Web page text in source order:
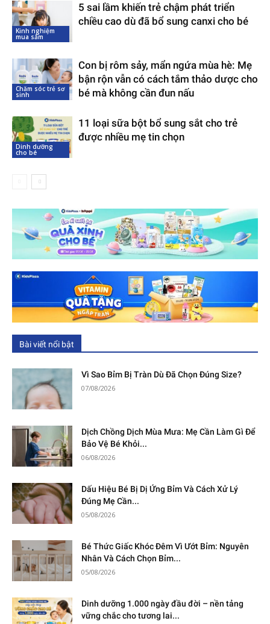
Kinh nghiệm
mua sắm
5 sai lầm khiến trẻ chậm phát triển
chiều cao dù đã bổ sung canxi cho bé
Chăm sóc trẻ sơ
sinh
Con bị rôm sảy, mẩn ngứa mùa hè: Mẹ
bận rộn vẫn có cách tắm thảo dược cho
bé mà không cần đun nấu
Dinh dưỡng
cho bé
11 loại sữa bột bổ sung sắt cho trẻ
được nhiều mẹ tin chọn
Bài viết nổi bật
Vì Sao Bỉm Bị Tràn Dù Đã Chọn Đúng Size?
07/08/2026
Dịch Chồng Dịch Mùa Mưa: Mẹ Cần Làm Gì Để
Bảo Vệ Bé Khỏi...
06/08/2026
Dấu Hiệu Bé Bị Dị Ứng Bỉm Và Cách Xử Lý
Đúng Mẹ Cần...
05/08/2026
Bé Thức Giấc Khóc Đêm Vì Ướt Bỉm: Nguyên
Nhân Và Cách Chọn Bỉm...
05/08/2026
Dinh dưỡng 1.000 ngày đầu đời – nền tảng
vững chắc cho tương lai...